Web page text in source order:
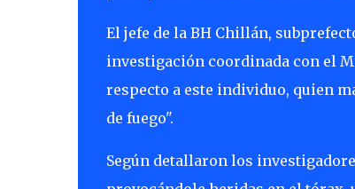
El jefe de la BH Chillán,
investigación coordinada con el
respecto a este individuo, quien
de fuego".
Según detallaron los